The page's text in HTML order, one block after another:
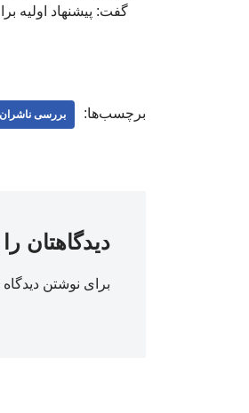
برچسب‌ها: بررسی
دیدگاهتان
برای نوشتن دیدگاه